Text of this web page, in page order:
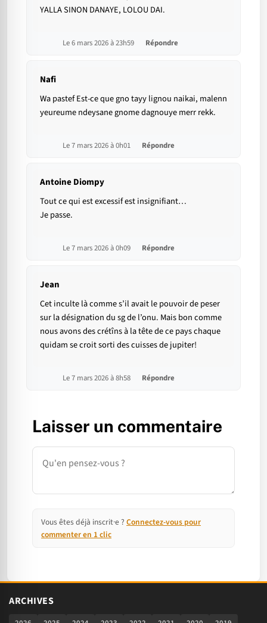
YALLA SINON DANAYE, LOLOU DAI.
Le 6 mars 2026 à 23h59 Répondre
Nafi
Wa pastef Est-ce que gno tayy lignou naikai, malenn
yeureume ndeysane gnome dagnouye merr rekk.
Le 7 mars 2026 à 0h01 Répondre
Antoine Diompy
Tout ce qui est excessif est insignifiant…
Je passe.
Le 7 mars 2026 à 0h09 Répondre
Jean
Cet inculte là comme s’il avait le pouvoir de peser
sur la désignation du sg de l’onu. Mais bon comme
nous avons des crétîns à la tête de ce pays chaque
quidam se croit sorti des cuisses de jupiter!
Le 7 mars 2026 à 8h58 Répondre
Laisser un commentaire
Commentaire
Vous êtes déjà inscrit·e ? Connectez-vous pour
commenter en 1 clic
ARCHIVES